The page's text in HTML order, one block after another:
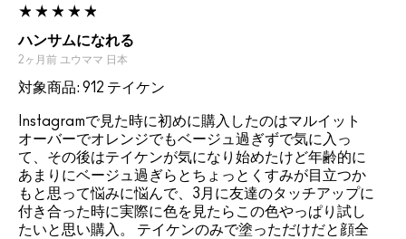
ハンサムになれる
2ヶ月前 ユウママ 日本
対象商品: 912 テイケン
Instagramで見た時に初めに購入したのはマルイット
オーバーでオレンジでもベージュ過ぎずで気に入っ
て、その後はテイケンが気になり始めたけど年齢的に
あまりにベージュ過ぎらとちょっとくすみが目立つか
もと思って悩みに悩んで、3月に友達のタッチアップに
付き合った時に実際に色を見たらこの色やっぱり試し
たいと思い購入。 テイケンのみで塗っただけだと顔全